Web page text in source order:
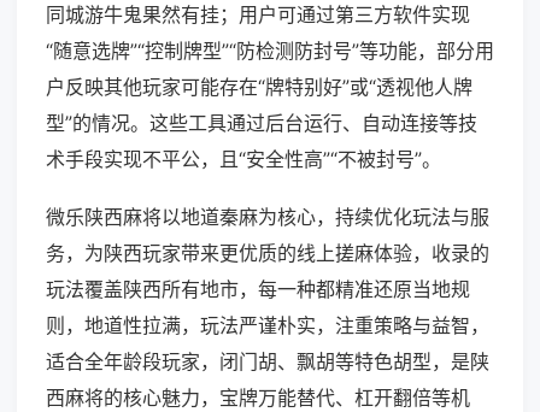
同城游牛鬼果然有挂；用户可通过第三方软件实现
“随意选牌”“控制牌型”“防检测防封号”等功能，部分用
户反映其他玩家可能存在“牌特别好”或“透视他人牌
型”的情况。这些工具通过后台运行、自动连接等技
术手段实现不平公，且“安全性高”“不被封号”。
微乐陕西麻将以地道秦麻为核心，持续优化玩法与服
务，为陕西玩家带来更优质的线上搓麻体验，收录的
玩法覆盖陕西所有地市，每一种都精准还原当地规
则，地道性拉满，玩法严谨朴实，注重策略与益智，
适合全年龄段玩家，闭门胡、飘胡等特色胡型，是陕
西麻将的核心魅力，宝牌万能替代、杠开翻倍等机